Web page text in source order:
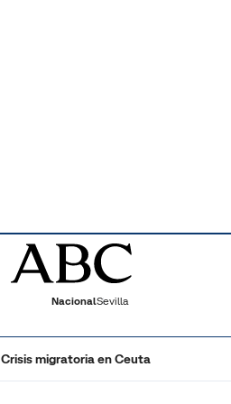
NacionalSevilla
Crisis migratoria en Ceuta